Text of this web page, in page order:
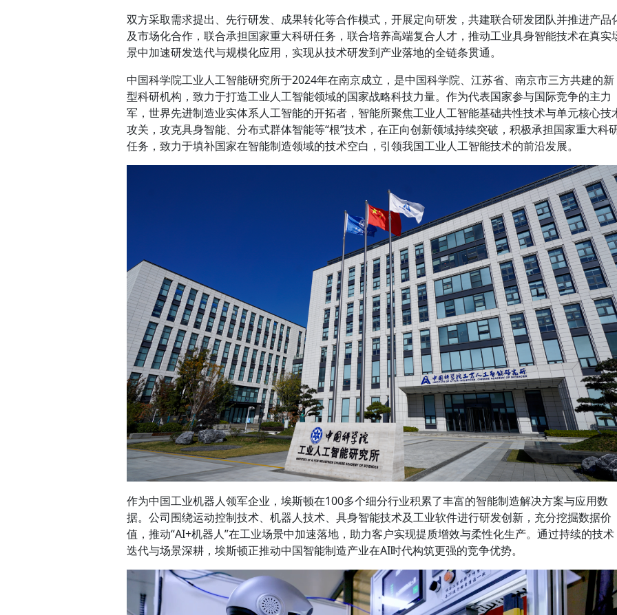
双方采取需求提出、先行研发、成果转化等合作模式，开展定向研发，共建联合研发团队并推进产品
及市场化合作，联合承担国家重大科研任务，联合培养高端复合人才，推动工业具身智能技术在真实
景中加速研发迭代与规模化应用，实现从技术研发到产业落地的全链条贯通。
中国科学院工业人工智能研究所于2024年在南京成立，是中国科学院、江苏省、南京市三方共建的新
型科研机构，致力于打造工业人工智能领域的国家战略科技力量。作为代表国家参与国际竞争的主力
军，世界先进制造业实体系人工智能的开拓者，智能所聚焦工业人工智能基础共性技术与单元核心技
攻关，攻克具身智能、分布式群体智能等“根”技术，在正向创新领域持续突破，积极承担国家重大科
任务，致力于填补国家在智能制造领域的技术空白，引领我国工业人工智能技术的前沿发展。
作为中国工业机器人领军企业，埃斯顿在100多个细分行业积累了丰富的智能制造解决方案与应用数
据。公司围绕运动控制技术、机器人技术、具身智能技术及工业软件进行研发创新，充分挖掘数据价
值，推动“AI+机器人”在工业场景中加速落地，助力客户实现提质增效与柔性化生产。通过持续的技术
迭代与场景深耕，埃斯顿正推动中国智能制造产业在AI时代构筑更强的竞争优势。